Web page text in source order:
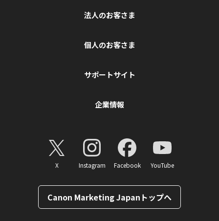
法人のお客さま
個人のお客さま
サポートサイト
企業情報
X Instagram Facebook YouTube
Canon Marketing Japanトップへ